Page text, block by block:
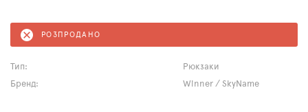
РОЗПРОДАНО
Тип:
Рюкзаки
Бренд:
Winner / SkyName